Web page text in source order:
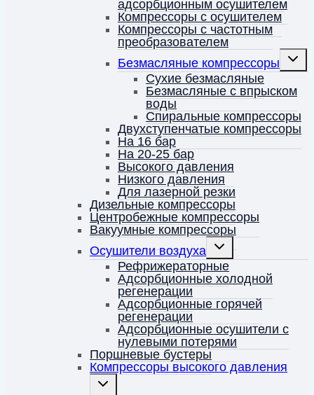
адсорбционным осушителем
Компрессоры с осушителем
Компрессоры с частотным
преобразователем
Безмасляные компрессоры
Сухие безмасляные
Безмасляные с впрыском
воды
Спиральные компрессоры
Двухступенчатые компрессоры
На 16 бар
На 20-25 бар
Высокого давления
Низкого давления
Для лазерной резки
Дизельные компрессоры
Центробежные компрессоры
Вакуумные компрессоры
Осушители воздуха
Переключить
дочернее
меню
Рефрижераторные
Адсорбционные холодной
регенерации
Адсорбционные горячей
регенерации
Адсорбционные осушители с
нулевыми потерями
Поршневые бустеры
Компрессоры высокого давления
Переключить